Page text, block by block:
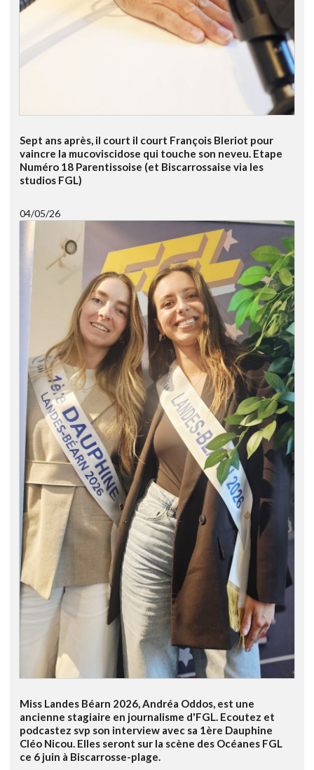
Sept ans après, il court il court François Bleriot pour
vaincre la mucoviscidose qui touche son neveu. Etape
Numéro 18 Parentissoise (et Biscarrossaise via les
studios FGL)
04/05/26
Miss Landes Béarn 2026, Andréa Oddos, est une
ancienne stagiaire en journalisme d'FGL. Ecoutez et
podcastez svp son interview avec sa 1ère Dauphine
Cléo Nicou. Elles seront sur la scène des Océanes FGL
ce 6 juin à Biscarrosse-plage.